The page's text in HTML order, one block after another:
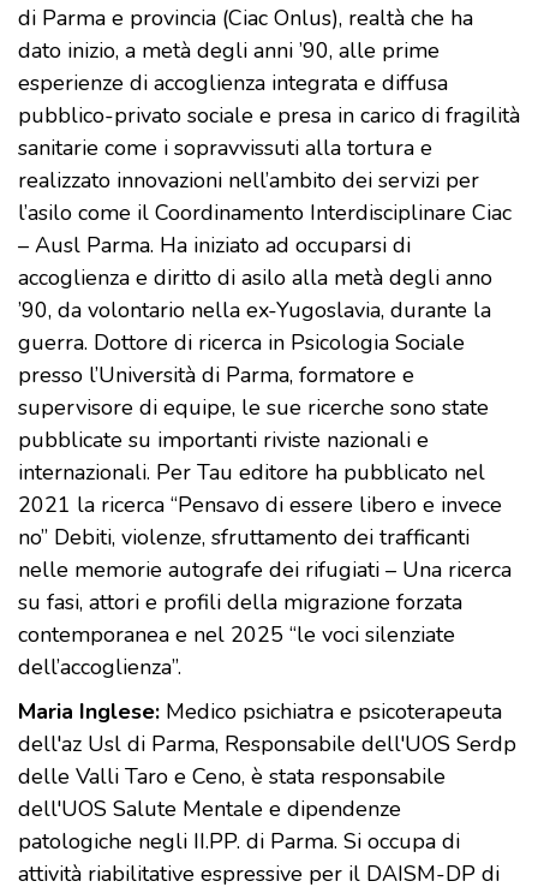
di Parma e provincia (Ciac Onlus), realtà che ha
dato inizio, a metà degli anni ’90, alle prime
esperienze di accoglienza integrata e diffusa
pubblico-privato sociale e presa in carico di fragilità
sanitarie come i sopravvissuti alla tortura e
realizzato innovazioni nell’ambito dei servizi per
l’asilo come il Coordinamento Interdisciplinare Ciac
– Ausl Parma. Ha iniziato ad occuparsi di
accoglienza e diritto di asilo alla metà degli anno
’90, da volontario nella ex-Yugoslavia, durante la
guerra. Dottore di ricerca in Psicologia Sociale
presso l’Università di Parma, formatore e
supervisore di equipe, le sue ricerche sono state
pubblicate su importanti riviste nazionali e
internazionali. Per Tau editore ha pubblicato nel
2021 la ricerca “Pensavo di essere libero e invece
no” Debiti, violenze, sfruttamento dei trafficanti
nelle memorie autografe dei rifugiati – Una ricerca
su fasi, attori e profili della migrazione forzata
contemporanea e nel 2025 “le voci silenziate
dell’accoglienza”.
Maria Inglese: Medico psichiatra e psicoterapeuta
dell'az Usl di Parma, Responsabile dell'UOS Serdp
delle Valli Taro e Ceno, è stata responsabile
dell'UOS Salute Mentale e dipendenze
patologiche negli II.PP. di Parma. Si occupa di
attività riabilitative espressive per il DAISM-DP di